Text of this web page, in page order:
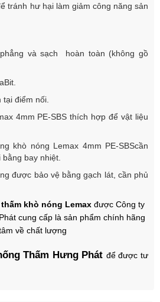
tránh hư hại làm giảm công năng sản
và sạch hoàn toàn (không gồ
tại điểm nối.
4mm PE-SBS thích hợp để vật liệu
khò nóng Lemax 4mm PE-SBScần
bay nhiệt.
được bảo vệ bằng gạch lát, cần phủ
khò nóng Lemax được Công ty
cung cấp là sản phẩm chính hãng
về chất lượng
Thấm Hưng Phát để được tư